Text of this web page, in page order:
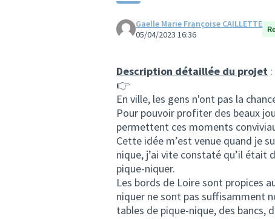
Gaelle Marie Françoise CAILLETTE
05/04/2023 16:36
Description détaillée du projet :
👉
En ville, les gens n'ont pas la
Pour pouvoir profiter des beaux
permettent ces moments
Cette idée m’est venue quand je
nique, j’ai vite constaté qu’il
pique-niquer.
Les bords de Loire sont propices
niquer ne sont pas suffisamment
tables de pique-nique, des